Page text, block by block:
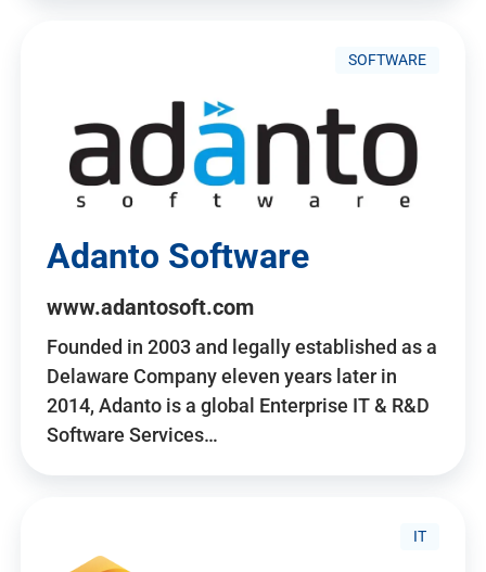
SOFTWARE
Adanto Software
www.adantosoft.com
Founded in 2003 and legally established as a
Delaware Company eleven years later in
2014, Adanto is a global Enterprise IT & R&D
Software Services…
IT